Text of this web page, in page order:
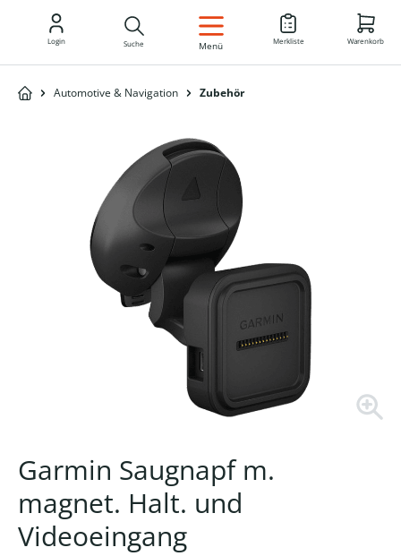
DE
Login Suche Menü Merkliste Warenkorb
Automotive & Navigation Zubehör
Garmin Saugnapf m.
magnet. Halt. und
Videoeingang